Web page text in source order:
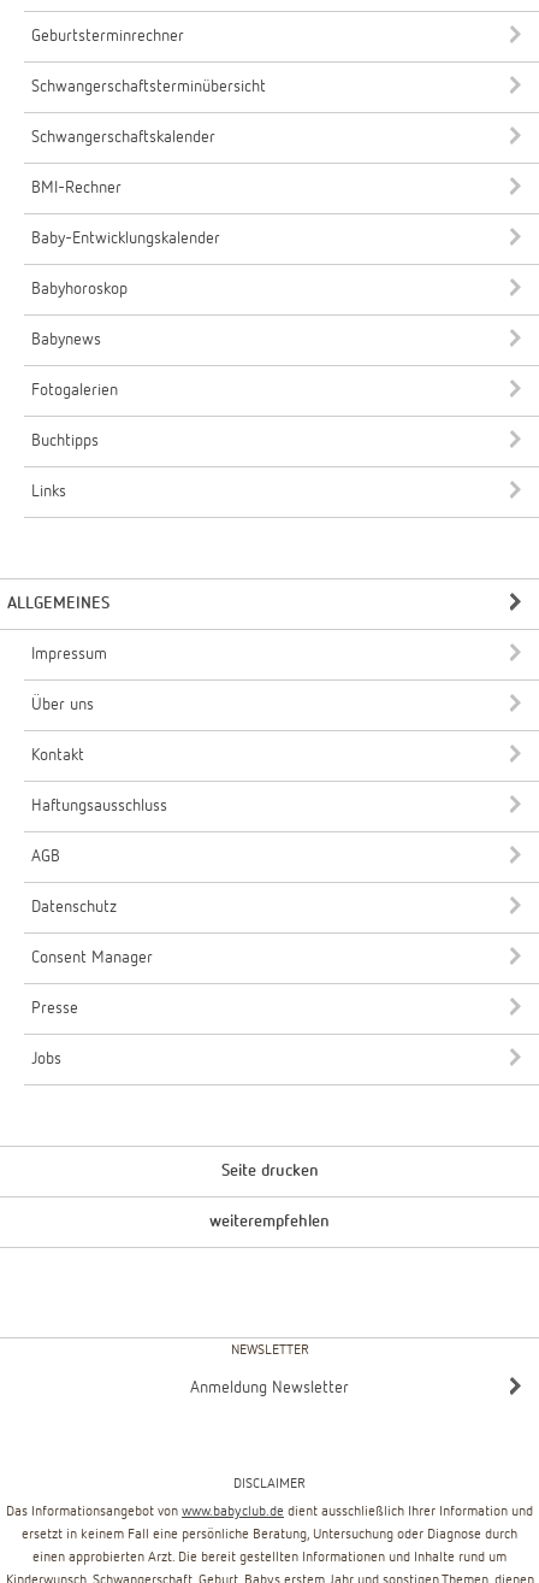
Geburtsterminrechner
Schwangerschaftsterminübersicht
Schwangerschaftskalender
BMI-Rechner
Baby-Entwicklungskalender
Babyhoroskop
Babynews
Fotogalerien
Buchtipps
Links
ALLGEMEINES
Impressum
Über uns
Kontakt
Haftungsausschluss
AGB
Datenschutz
Consent Manager
Presse
Jobs
Seite drucken
weiterempfehlen
NEWSLETTER
Anmeldung Newsletter
DISCLAIMER
Das Informationsangebot von www.babyclub.de dient ausschließlich Ihrer Information und
ersetzt in keinem Fall eine persönliche Beratung, Untersuchung oder Diagnose durch
einen approbierten Arzt. Die bereit gestellten Informationen und Inhalte rund um